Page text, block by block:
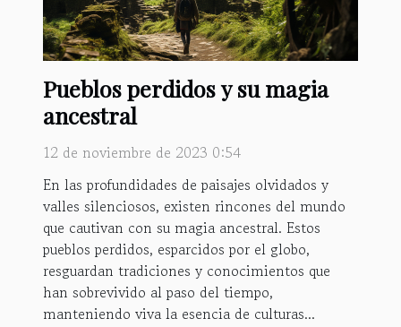
Pueblos perdidos y su magia
ancestral
12 de noviembre de 2023 0:54
En las profundidades de paisajes olvidados y
valles silenciosos, existen rincones del mundo
que cautivan con su magia ancestral. Estos
pueblos perdidos, esparcidos por el globo,
resguardan tradiciones y conocimientos que
han sobrevivido al paso del tiempo,
manteniendo viva la esencia de culturas...